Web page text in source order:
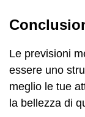
Le previsioni
essere uno
meglio le tue
la bellezza di